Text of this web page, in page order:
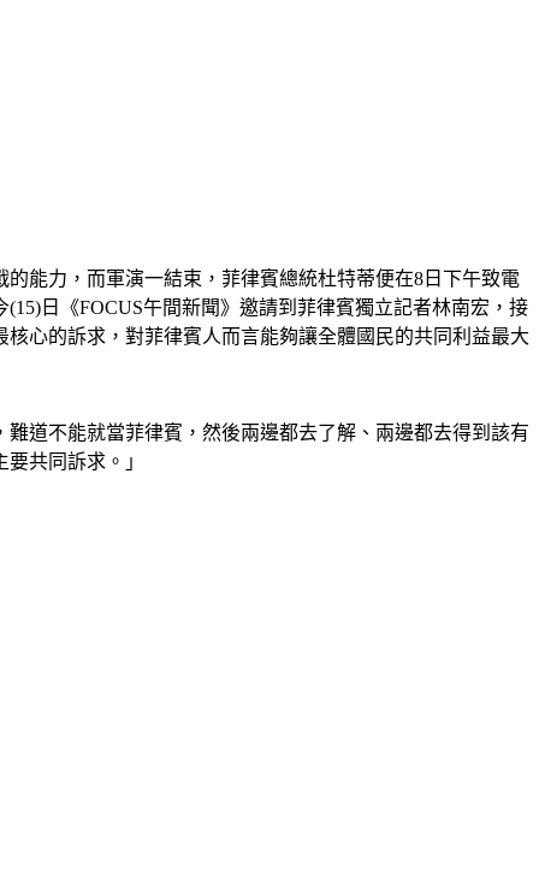
能力，而軍演一結束，菲律賓總統杜特蒂便在8日下午致電
日《FOCUS午間新聞》邀請到菲律賓獨立記者林南宏，接
心的訴求，對菲律賓人而言能夠讓全體國民的共同利益最大
道不能就當菲律賓，然後兩邊都去了解、兩邊都去得到該有
共同訴求。」